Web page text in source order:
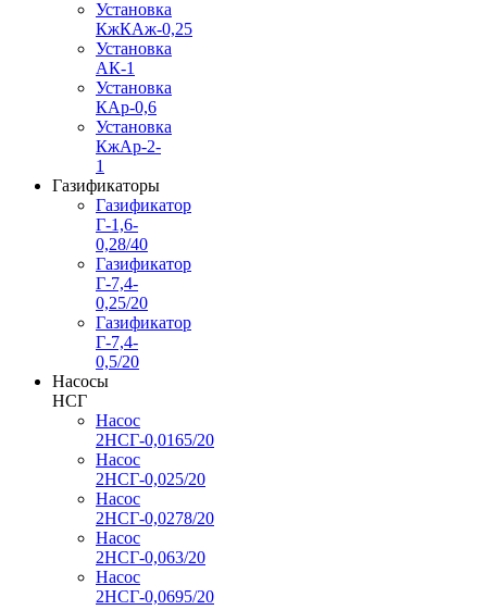
Установка
КжКАж-0,25
Установка
АК-1
Установка
КАр-0,6
Установка
КжАр-2-
1
Газификаторы
Газификатор
Г-1,6-
0,28/40
Газификатор
Г-7,4-
0,25/20
Газификатор
Г-7,4-
0,5/20
Насосы
НСГ
Насос
2НСГ-0,0165/20
Насос
2НСГ-0,025/20
Насос
2НСГ-0,0278/20
Насос
2НСГ-0,063/20
Насос
2НСГ-0,0695/20